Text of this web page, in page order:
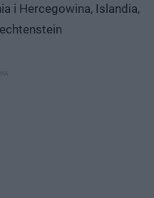
i Hercegowina, Islandia,